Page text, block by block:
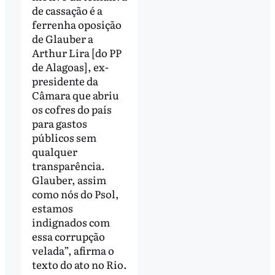
de cassação é a
ferrenha oposição
de Glauber a
Arthur Lira [do PP
de Alagoas], ex-
presidente da
Câmara que abriu
os cofres do país
para gastos
públicos sem
qualquer
transparência.
Glauber, assim
como nós do Psol,
estamos
indignados com
essa corrupção
velada”, afirma o
texto do ato no Rio.